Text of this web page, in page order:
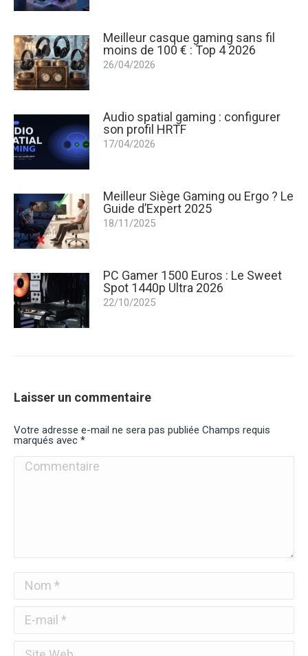
Meilleur casque gaming sans fil
moins de 100 € : Top 4 2026
26/04/2026
Audio spatial gaming : configurer
son profil HRTF
17/04/2026
Meilleur Siège Gaming ou Ergo ? Le
Guide d’Expert 2025
18/11/2025
PC Gamer 1500 Euros : Le Sweet
Spot 1440p Ultra 2026
22/10/2025
Laisser un commentaire
Votre adresse e-mail ne sera pas publiée Champs requis
marqués avec *
Commentaire
Nom *
E-mail *
Site Web